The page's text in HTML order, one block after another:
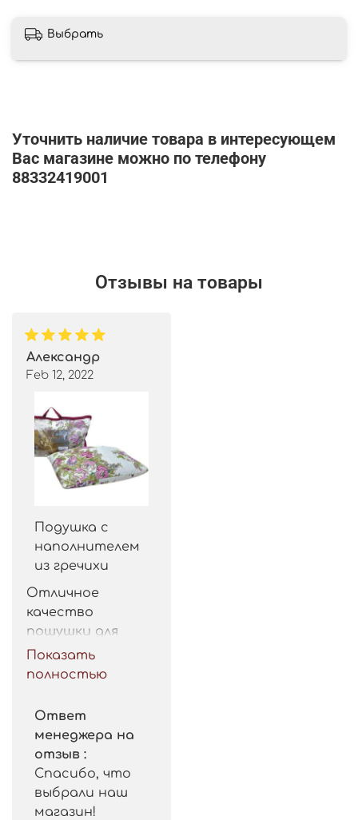
Выбрать
Уточнить наличие товара в интересующем
Вас магазине можно по телефону
88332419001
Отзывы на товары
Александр
Feb 12, 2022
Подушка с
наполнителем
из гречихи
Отличное
качество
пошушки для
такой цены.
Рекомендую.
Показать
полностью
Ответ
менеджера на
отзыв :
Спасибо, что
выбрали наш
магазин!